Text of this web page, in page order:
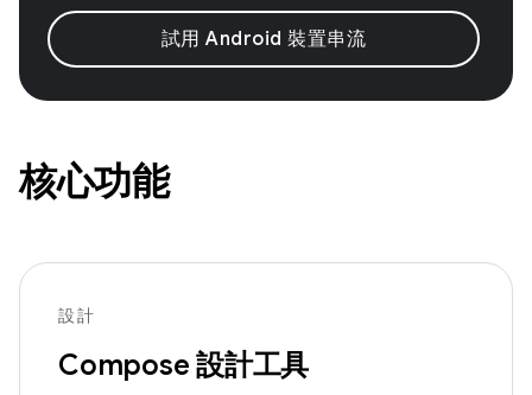
試用 Android 裝置串流
核心功能
設計
Compose 設計工具